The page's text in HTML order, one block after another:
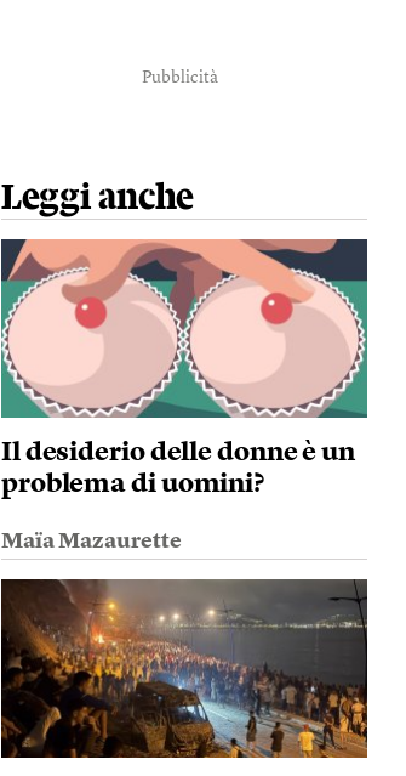
Pubblicità
Leggi anche
Il desiderio delle donne è un
problema di uomini?
Maïa Mazaurette